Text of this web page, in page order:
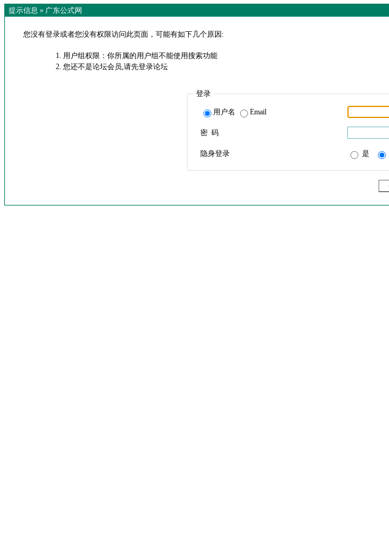
提示信息 » 广东公式网
您没有登录或者您没有权限访问此页面，可能有如下几个原因:
用户组权限：你所属的用户组不能使用搜索功能
您还不是论坛会员,请先登录论坛
登录
用户名 Email
密 码
隐身登录 是